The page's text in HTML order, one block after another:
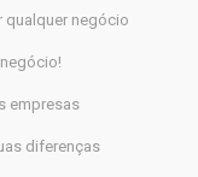
qualquer negócio
empresas
diferenças